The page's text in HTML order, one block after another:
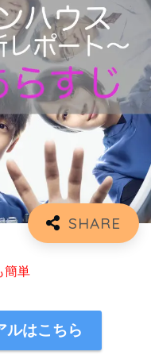
簡単
ルはこちら